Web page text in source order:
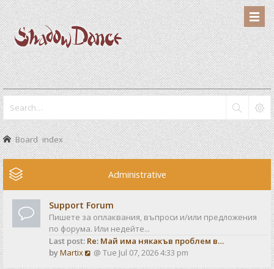
Board index
Administrative
Support Forum
Пишете за оплаквания, въпроси и/или предложения
по форума. Или недейте...
Last post: Re: Май има някакъв проблем в…
byMartix
V@ Tue Jul 07, 2026 4:33 pm